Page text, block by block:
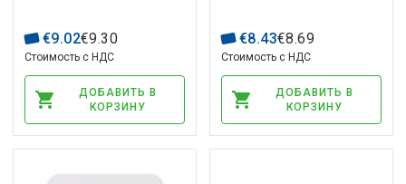
€9.02€9.30
Стоимость с НДС
ДОБАВИТЬ В
КОРЗИНУ
€8.43€8.69
Стоимость с НДС
ДОБАВИТЬ В
КОРЗИНУ